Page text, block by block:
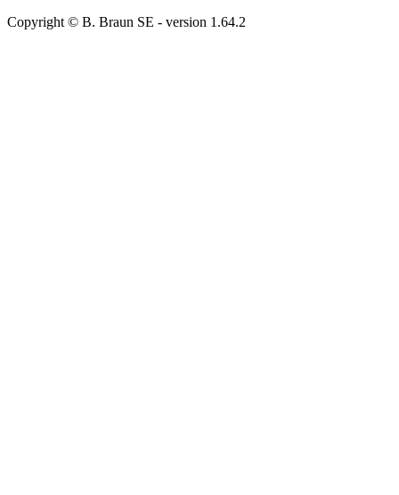
Copyright © B. Braun SE - version 1.64.2